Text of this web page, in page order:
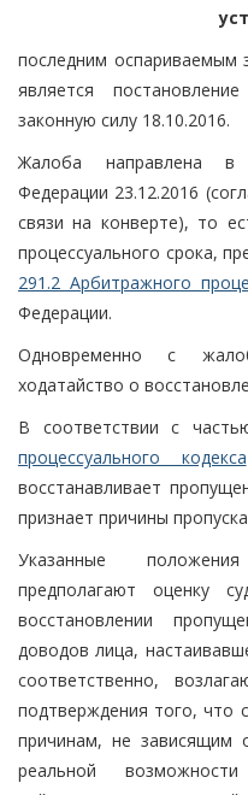
последним оспариваемым
является
законную силу 18.10.2016.
Жалоба направлена в
Федерации 23.12.2016
связи на конверте), то
процессуального срока,
291.2 Арбитражного
Федерации.
Одновременно с
ходатайство о
В соответствии с
процессуального кодекса
восстанавливает
признает причины
Указанные
предполагают оценку
восстановлении
доводов лица,
соответственно,
подтверждения того, что
причинам, не зависящим
реальной